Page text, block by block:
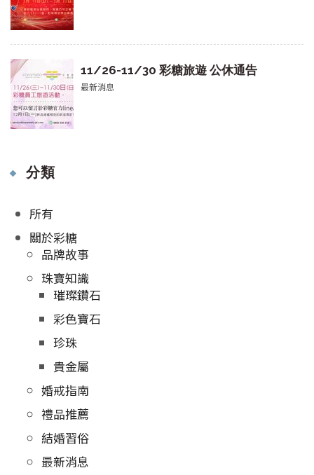
11/26-11/30 彩糖旅遊 公休通告
最新消息
分類
所有
關於彩糖
品牌故事
珠寶知識
璀璨鑽石
彩色寶石
珍珠
貴金屬
婚戒指南
禮品推薦
結婚習俗
最新消息